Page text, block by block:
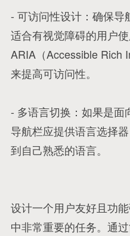
- 可访问性设计：确保导
适合有视觉障碍的用户
ARIA（Accessible Rich
来提高可访问性。
- 多语言切换：如果是面
导航栏应提供语言选择
到自己熟悉的语言。
设计一个用户友好且功
中非常重要的任务。通